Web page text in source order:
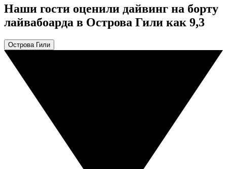
Наши гости оценили дайвинг на борту
лайвабоарда в Острова Гили как 9,3
Острова Гили